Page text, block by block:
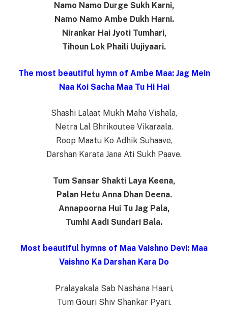
Namo Namo Durge Sukh Karni,
Namo Namo Ambe Dukh Harni.
Nirankar Hai Jyoti Tumhari,
Tihoun Lok Phaili Uujiyaari.
The most beautiful hymn of Ambe Maa: Jag Mein
Naa Koi Sacha Maa Tu Hi Hai
Shashi Lalaat Mukh Maha Vishala,
Netra Lal Bhrikoutee Vikaraala.
Roop Maatu Ko Adhik Suhaave,
Darshan Karata Jana Ati Sukh Paave.
Tum Sansar Shakti Laya Keena,
Palan Hetu Anna Dhan Deena.
Annapoorna Hui Tu Jag Pala,
Tumhi Aadi Sundari Bala.
Most beautiful hymns of Maa Vaishno Devi: Maa
Vaishno Ka Darshan Kara Do
Pralayakala Sab Nashana Haari,
Tum Gouri Shiv Shankar Pyari.